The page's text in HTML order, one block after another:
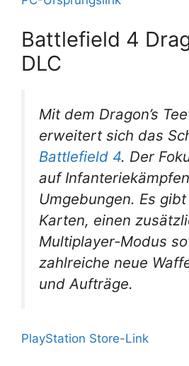
Battlefield 4
DLC
Mit dem Dragon’s
erweitert sich das
Battlefield 4. Der
auf
Umgebungen. Es
Karten, einen
Multiplayer-Modus
zahlreiche neue
und Aufträge.
PlayStation Store-Link